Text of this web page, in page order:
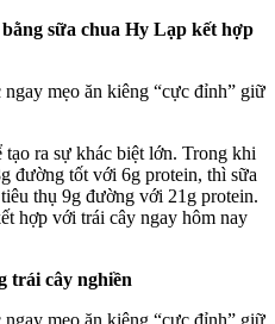
sữa chua Hy Lạp kết hợp
ra sự khác biệt lớn. Trong khi
đường tốt với 6g protein, thì sữa
thụ 9g đường với 21g protein.
hợp với trái cây ngay hôm nay
trái cây nghiền